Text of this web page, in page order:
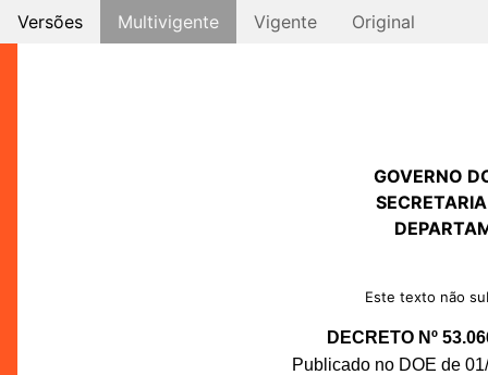
Versões Multivigente Vigente Original
GOVERNO
Este texto não
DECRETO Nº
Publicado no DOE de